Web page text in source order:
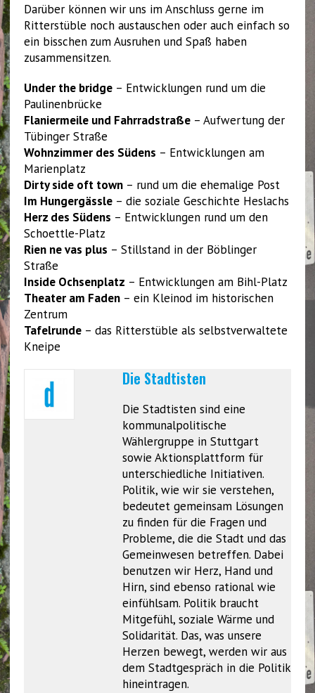
Darüber können wir uns im Anschluss gerne im
Ritterstüble noch austauschen oder auch einfach so
ein bisschen zum Ausruhen und Spaß haben
zusammensitzen.
Under the bridge– Entwicklungen rund um die
Paulinenbrücke
Flaniermeile und Fahrradstraße– Aufwertung der
Tübinger Straße
Wohnzimmer des Südens – Entwicklungen am
Marienplatz
Dirty side oft town– rund um die ehemalige Post
Im Hungergässle– die soziale Geschichte Heslachs
Herz des Südens – Entwicklungen rund um den
Schoettle-Platz
Rien ne vas plus – Stillstand in der Böblinger
Straße
Inside Ochsenplatz – Entwicklungen am Bihl-Platz
Theater am Faden– ein Kleinod im historischen
Zentrum
Tafelrunde– das Ritterstüble als selbstverwaltete
Kneipe
Die Stadtisten
Die Stadtisten sind eine
kommunalpolitische
Wählergruppe in Stuttgart
sowie Aktionsplattform für
unterschiedliche Initiativen.
Politik, wie wir sie verstehen,
bedeutet gemeinsam Lösungen
zu finden für die Fragen und
Probleme, die die Stadt und das
Gemeinwesen betreffen. Dabei
benutzen wir Herz, Hand und
Hirn, sind ebenso rational wie
einfühlsam. Politik braucht
Mitgefühl, soziale Wärme und
Solidarität. Das, was unsere
Herzen bewegt, werden wir aus
dem Stadtgespräch in die Politik
hineintragen.